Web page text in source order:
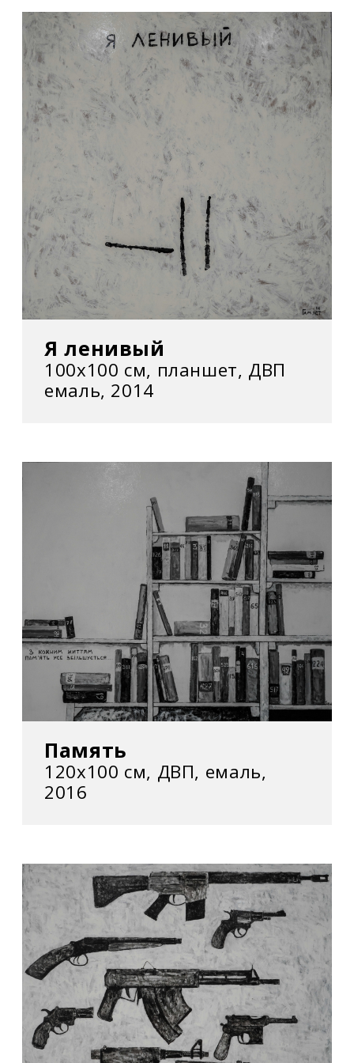
Берлін, Німеччина
2013
– Black Sea Calling («Чорне море кличе») у
галереї HilgerBROTKunsthalle, у межах Vienna
Art Week 2013. Відень, Австрія
Il Palazzo Enciclopedico(«Енциклопедичний
палац»), виставка 55-ї Венеційської бієнале.
Гамлет представляв Україну разом із
Жанною Кадировою і Миколою Рідним.
Презентував два проєкти: «Наодинці з
собою» та «Книга людей».
Я ленивый
100х100 см, планшет, ДВП
емаль, 2014
Память
120х100 см, ДВП, емаль,
2016